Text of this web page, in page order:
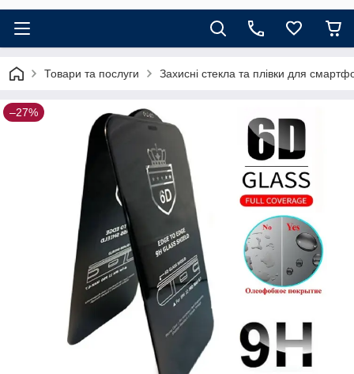
Товари та послуги Захисні стекла та плівки для
–27%